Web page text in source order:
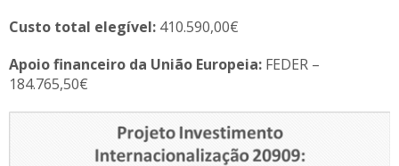
Custo total elegível: 410.590,00€
Apoio financeiro da União Europeia: FEDER –
184.765,50€